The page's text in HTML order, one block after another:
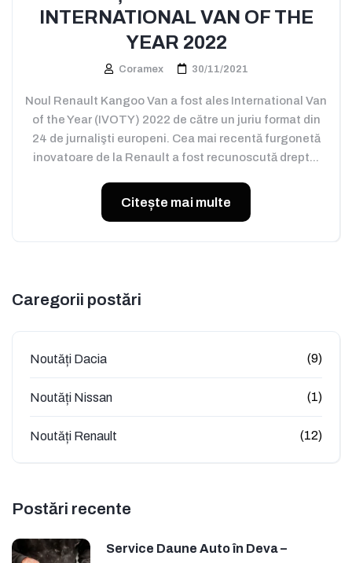
INTERNATIONAL VAN OF THE
YEAR 2022
Coramex 30/11/2021
Noul Renault Kangoo Van a fost ales International Van
of the Year (IVOTY) 2022 de către un juriu format din
24 de jurnalişti europeni. Cea mai recentă furgonetă
inovatoare de la Renault a fost recunoscută drept...
Citește mai multe
Caregorii postări
Noutăți Dacia (9)
Noutăți Nissan (1)
Noutăți Renault (12)
Postări recente
Service Daune Auto în Deva –